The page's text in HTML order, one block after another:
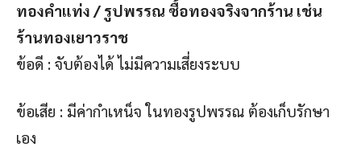
ทองคำแท่ง / รูปพรรณ ซื้อทองจริงจากร้าน เช่น
ร้านทองเยาวราช
ข้อดี : จับต้องได้ ไม่มีความเสี่ยงระบบ
ข้อเสีย : มีค่ากำเหน็จ ในทองรูปพรรณ ต้องเก็บรักษา
เอง